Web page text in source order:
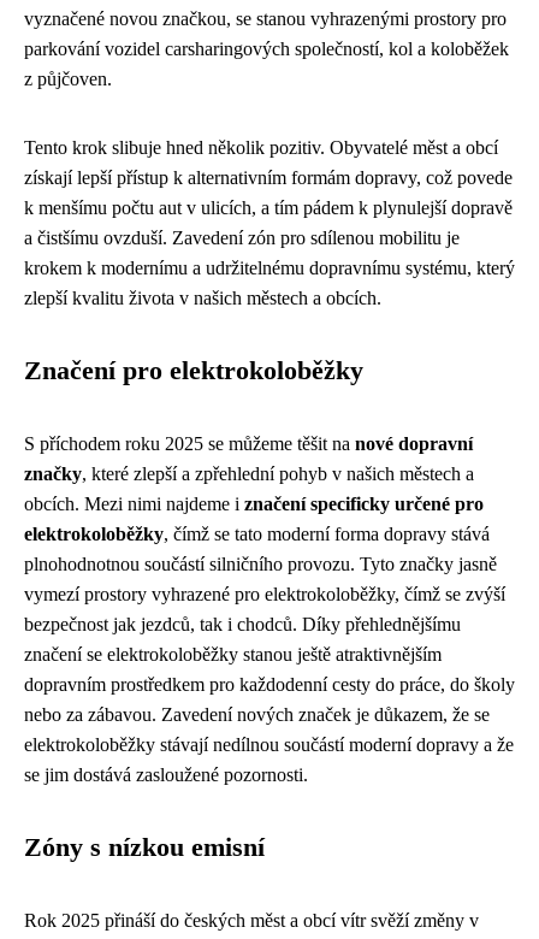
vyznačené novou značkou, se stanou vyhrazenými prostory pro
parkování vozidel carsharingových společností, kol a koloběžek
z půjčoven.
Tento krok slibuje hned několik pozitiv. Obyvatelé měst a obcí
získají lepší přístup k alternativním formám dopravy, což povede
k menšímu počtu aut v ulicích, a tím pádem k plynulejší dopravě
a čistšímu ovzduší. Zavedení zón pro sdílenou mobilitu je
krokem k modernímu a udržitelnému dopravnímu systému, který
zlepší kvalitu života v našich městech a obcích.
Značení pro elektrokoloběžky
S příchodem roku 2025 se můžeme těšit na nové dopravní
značky, které zlepší a zpřehlední pohyb v našich městech a
obcích. Mezi nimi najdeme i značení specificky určené pro
elektrokoloběžky, čímž se tato moderní forma dopravy stává
plnohodnotnou součástí silničního provozu. Tyto značky jasně
vymezí prostory vyhrazené pro elektrokoloběžky, čímž se zvýší
bezpečnost jak jezdců, tak i chodců. Díky přehlednějšímu
značení se elektrokoloběžky stanou ještě atraktivnějším
dopravním prostředkem pro každodenní cesty do práce, do školy
nebo za zábavou. Zavedení nových značek je důkazem, že se
elektrokoloběžky stávají nedílnou součástí moderní dopravy a že
se jim dostává zasloužené pozornosti.
Zóny s nízkou emisní
Rok 2025 přináší do českých měst a obcí vítr svěží změny v